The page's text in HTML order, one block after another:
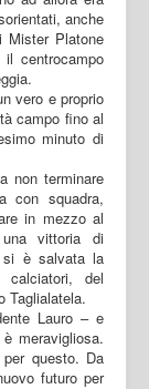
anche
Platone
centrocampo
vero e proprio
campo fino al
minuto di
non terminare
con squadra,
in mezzo al
vittoria di
si è salvata la
del
Taglialatela.
Lauro – e
meravigliosa.
questo. Da
futuro per